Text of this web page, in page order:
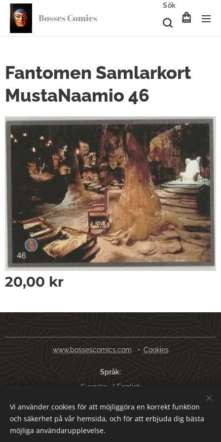
Bosses Comics
Sök
Fantomen Samlarkort
MustaNaamio 46
20,00 kr
www.bossescomics.com Cookies
Språk
Svenska
English
Valutor
SEK kr
USD $ EUR € AUD $
Vi använder cookies för att möjliggöra en korrekt funktion
och säkerhet på vår hemsida, och för att erbjuda dig bästa
möjliga användarupplevelse.